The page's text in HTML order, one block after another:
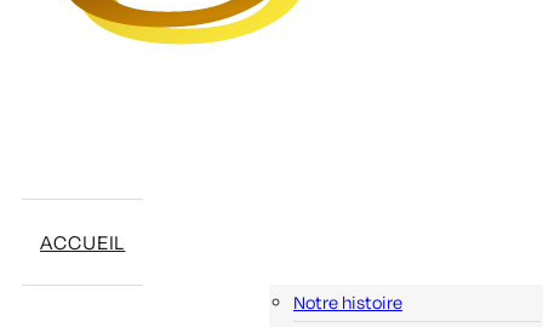
ACCUEIL
Notre histoire